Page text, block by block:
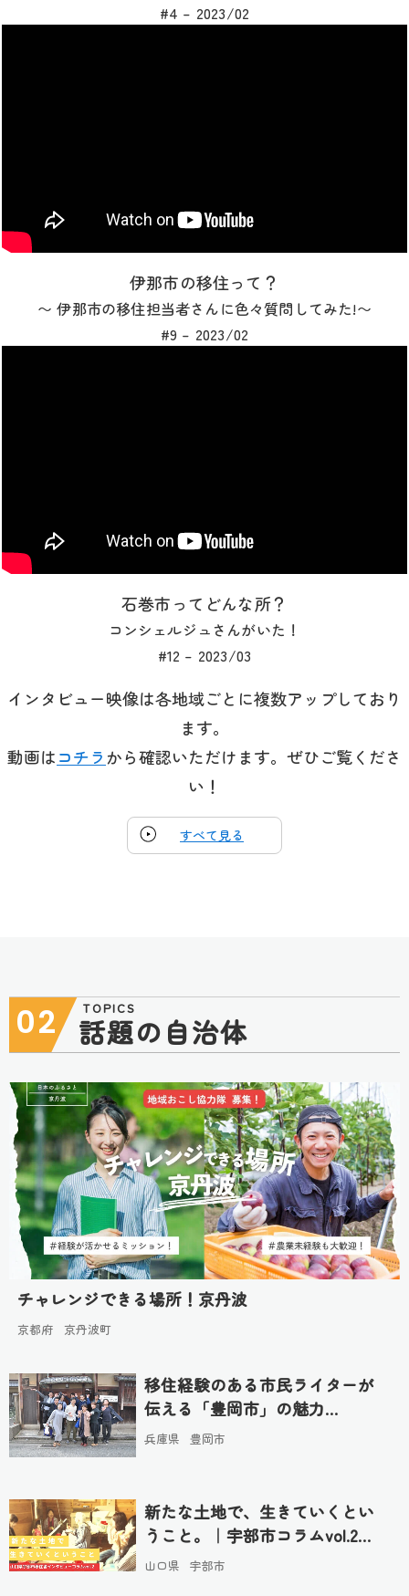
#4 – 2023/02
伊那市の移住って？
〜 伊那市の移住担当者さんに色々質問してみた!〜
#9 – 2023/02
石巻市ってどんな所？
コンシェルジュさんがいた！
#12 – 2023/03
インタビュー映像は各地域ごとに複数アップしており
ます。
動画はコチラ から確認いただけます。ぜひご覧くださ
い！
すべて見る
02 TOPICS
話題の自治体
チャレンジできる場所！京丹波
京都府 京丹波町
移住経験のある市民ライターが
伝える「豊岡市」の魅力…
兵庫県 豊岡市
新たな土地で、生きていくとい
うこと。｜宇部市コラムvol.2…
山口県 宇部市